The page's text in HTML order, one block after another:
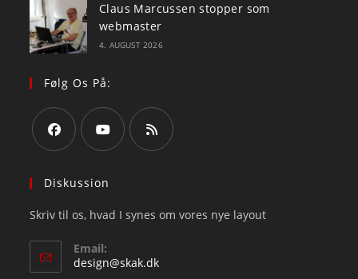
Claus Marcussen stopper som
webmaster
4. AUGUST 2026
Følg Os På:
in
new
tab
in
new
new
Diskussion
Skriv til os, hvad I synes om vores nye layout
Email:
design@skak.dkOpens